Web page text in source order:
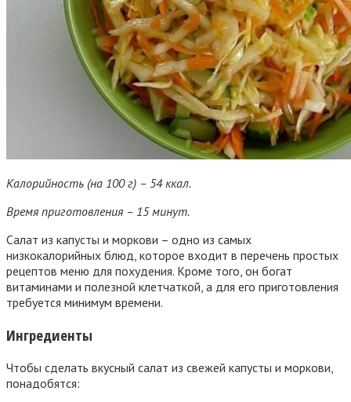
Калорийность (на 100 г) – 54 ккал.
Время приготовления – 15 минут.
Салат из капусты и моркови – одно из самых
низкокалорийных блюд, которое входит в перечень простых
рецептов меню для похудения. Кроме того, он богат
витаминами и полезной клетчаткой, а для его приготовления
требуется минимум времени.
Ингредиенты
Чтобы сделать вкусный салат из свежей капусты и моркови,
понадобятся: